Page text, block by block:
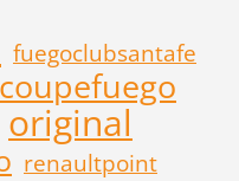
fuegoclubsantafe
coupefuego
original
renaultpoint